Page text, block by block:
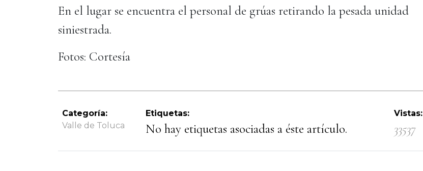
En el lugar se encuentra el personal de grúas retirando la pesada unidad
siniestrada.
Fotos: Cortesía
Categoría:
Valle de Toluca
Etiquetas:
No hay etiquetas asociadas a éste artículo.
Vistas:
33537